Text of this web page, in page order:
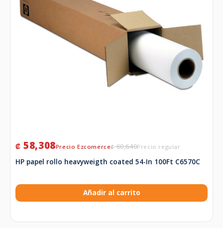
₡60,640
₡ 58,308
HP papel rollo heavyweigth coated 54-In 100Ft C6570C
Añadir al carrito